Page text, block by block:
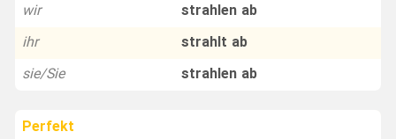
wir
strahlen ab
ihr
strahlt ab
sie/Sie
strahlen ab
Perfekt